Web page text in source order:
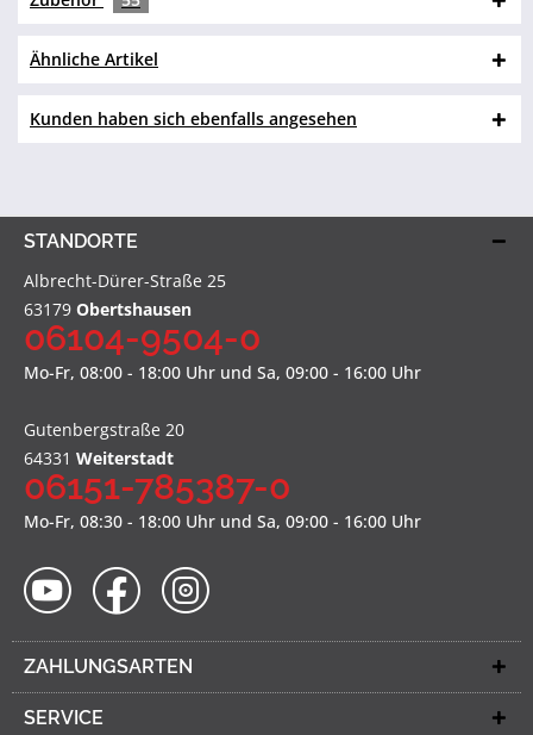
Ähnliche Artikel
Kunden haben sich ebenfalls angesehen
STANDORTE
Albrecht-Dürer-Straße 25
63179 Obertshausen
06104-9504-0
Mo-Fr, 08:00 - 18:00 Uhr und Sa, 09:00 - 16:00 Uhr
Gutenbergstraße 20
64331 Weiterstadt
06151-785387-0
Mo-Fr, 08:30 - 18:00 Uhr und Sa, 09:00 - 16:00 Uhr
ZAHLUNGSARTEN
SERVICE